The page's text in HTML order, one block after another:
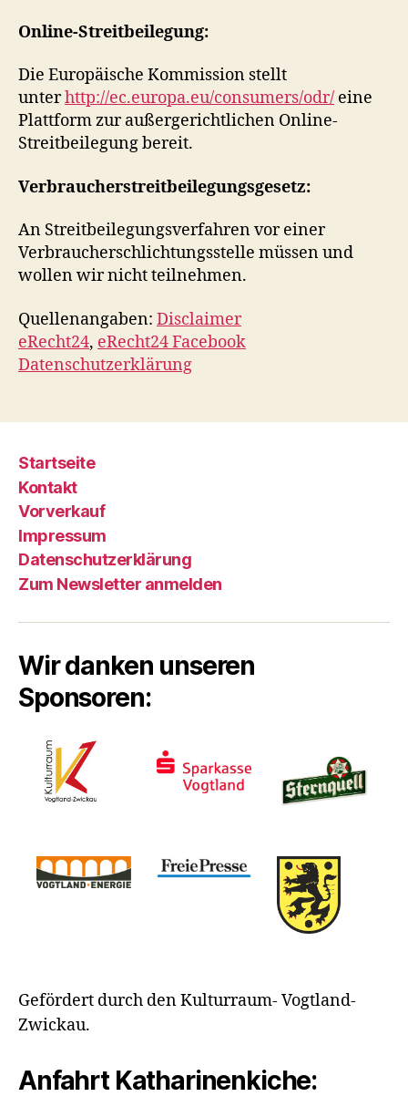
Online-Streitbeilegung:
Die Europäische Kommission stellt
unterhttp://ec.europa.eu/consumers/odr/ eine
Plattform zur außergerichtlichen Online-
Streitbeilegung bereit.
Verbraucherstreitbeilegungsgesetz:
An Streitbeilegungsverfahren vor einer
Verbraucherschlichtungsstelle müssen und
wollen wir nicht teilnehmen.
Quellenangaben: Disclaimer
eRecht24, eRecht24 Facebook
Datenschutzerklärung
Startseite
Kontakt
Vorverkauf
Impressum
Datenschutzerklärung
Zum Newsletter anmelden
Wir danken unseren
Sponsoren:
Gefördert durch den Kulturraum- Vogtland-
Zwickau.
Anfahrt Katharinenkiche: